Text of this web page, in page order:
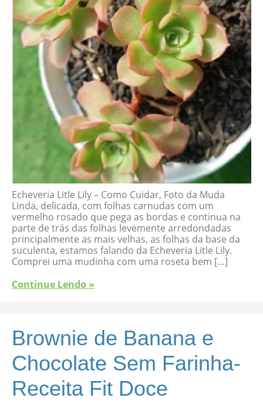
Echeveria Litle Lily – Como Cuidar, Foto da Muda
Linda, delicada, com folhas carnudas com um
vermelho rosado que pega as bordas e continua na
parte de trás das folhas levemente arredondadas
principalmente as mais velhas, as folhas da base da
suculenta, estamos falando da Echeveria Litle Lily.
Comprei uma mudinha com uma roseta bem […]
Continue Lendo »
Brownie de Banana e
Chocolate Sem Farinha-
Receita Fit Doce